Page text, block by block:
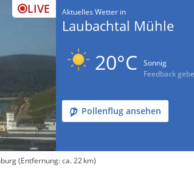
LIVE Aktuelles Wetter in
Laubachtal Mühle
20°C
Sonnig
Feedback
Pollenflug ansehen
(Entfernung: ca. 22 km)